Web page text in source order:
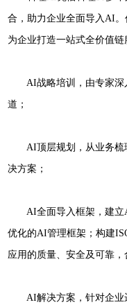
合，助力企业全面导入AI
为企业打造一站式全价值链
AI战略培训，由专家深
道；
AI顶层规划，从业务梳
决方案；
AI全面导入框架，建立
优化的AI管理框架；构建
应用的质量、安全及可靠，
AI解决方案，针对企业